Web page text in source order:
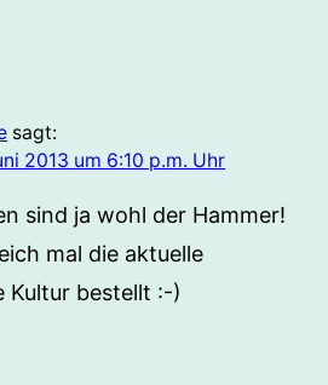
sagt:
2013 um 6:10 p.m. Uhr
sind ja wohl der Hammer!
mal die aktuelle
Kultur bestellt :-)